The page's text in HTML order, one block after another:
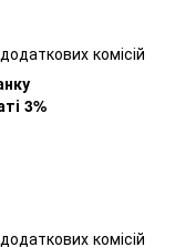
комісій
3%
комісій